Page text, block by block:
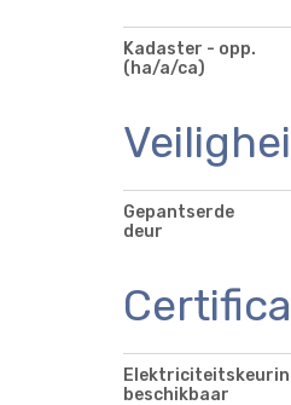
Kadaster - opp.
(ha/a/ca)
Gepantserde
deur
beschikbaar